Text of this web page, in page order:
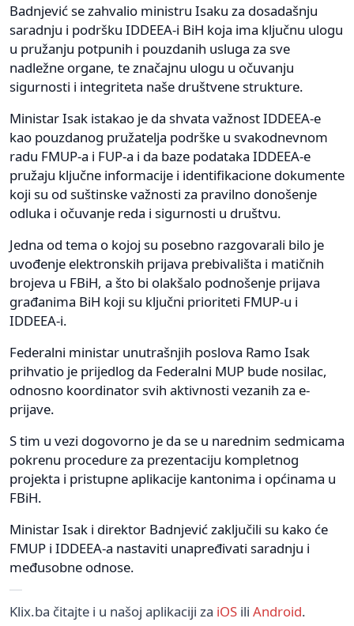
Badnjević se zahvalio ministru Isaku za dosadašnju
saradnju i podršku IDDEEA-i BiH koja ima ključnu ulogu
u pružanju potpunih i pouzdanih usluga za sve
nadležne organe, te značajnu ulogu u očuvanju
sigurnosti i integriteta naše društvene strukture.
Ministar Isak istakao je da shvata važnost IDDEEA-e
kao pouzdanog pružatelja podrške u svakodnevnom
radu FMUP-a i FUP-a i da baze podataka IDDEEA-e
pružaju ključne informacije i identifikacione dokumente
koji su od suštinske važnosti za pravilno donošenje
odluka i očuvanje reda i sigurnosti u društvu.
Jedna od tema o kojoj su posebno razgovarali bilo je
uvođenje elektronskih prijava prebivališta i matičnih
brojeva u FBiH, a što bi olakšalo podnošenje prijava
građanima BiH koji su ključni prioriteti FMUP-u i
IDDEEA-i.
Federalni ministar unutrašnjih poslova Ramo Isak
prihvatio je prijedlog da Federalni MUP bude nosilac,
odnosno koordinator svih aktivnosti vezanih za e-
prijave.
S tim u vezi dogovorno je da se u narednim sedmicama
pokrenu procedure za prezentaciju kompletnog
projekta i pristupne aplikacije kantonima i općinama u
FBiH.
Ministar Isak i direktor Badnjević zaključili su kako će
FMUP i IDDEEA-a nastaviti unapređivati saradnju i
međusobne odnose.
Klix.ba čitajte i u našoj aplikaciji za iOS ili Android.